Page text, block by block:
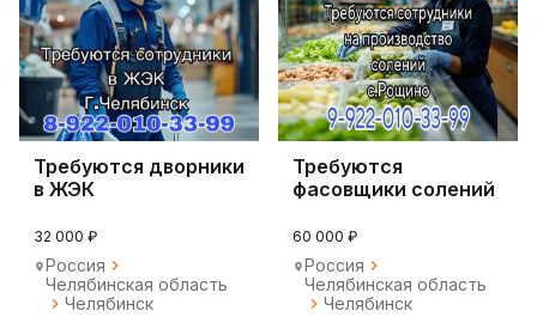
Требуются дворники
в ЖЭК
32 000 ₽
Россия
Челябинская область
Челябинск
Требуются
фасовщики солений
60 000 ₽
Россия
Челябинская область
Челябинск